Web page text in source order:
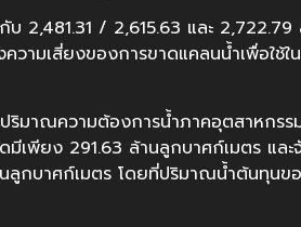
2,481.31 / 2,615.63 และ
ามเสี่ยงของการขาดแคลนน้ำเพื่อใช้ใ
ริมาณความต้องการน้ำภาคอุตสาหกรร
พียง 291.63 ล้านลูกบาศก์เมตร และ
ลูกบาศก์เมตร โดยที่ปริมาณน้ำต้นทุนข